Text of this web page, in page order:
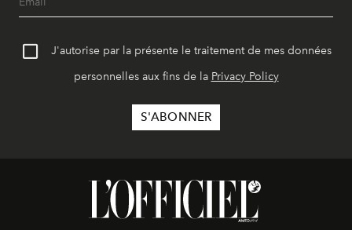
J'autorise par la présente le traitement de mes données
personnelles aux fins de la Privacy Policy